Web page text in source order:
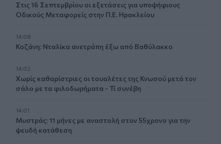
Στις 16 Σεπτεμβρίου οι εξετάσεις για υποψήφιους
Οδικούς Μεταφορείς στην Π.Ε. Ηρακλείου
14:08
Κοζάνη: Νταλίκα ανετράπη έξω από Βαθύλακκο
14:02
Χωρίς καθαρίστριες οι τουαλέτες της Κνωσού μετά τον
σάλο με τα φιλοδωρήματα - Τί συνέβη
14:01
Μυστράς: 11 μήνες με αναστολή στον 55χρονο για την
ψευδή κατάθεση